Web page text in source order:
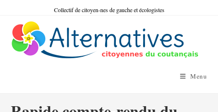
content
Collectif de citoyen-nes de gauche et écologistes
Menu